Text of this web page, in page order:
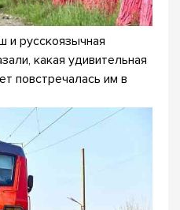
и русскоязычная
какая удивительная
повстречалась им в